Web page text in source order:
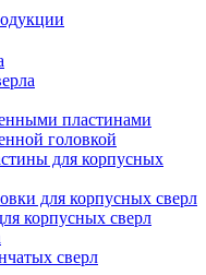
пластинами
головкой
для корпусных
для корпусных сверл
корпусных сверл
сверл